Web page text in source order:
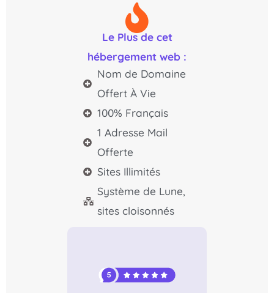
Le Plus de cet
hébergement web :
Nom de Domaine
Offert À Vie
100% Français
1 Adresse Mail
Offerte
Sites Illimités
Système de Lune,
sites cloisonnés